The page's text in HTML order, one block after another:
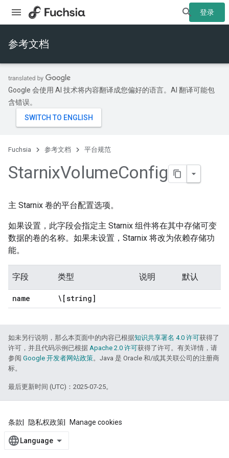
登录
参考文档
Google 会使用 AI 技术将内容翻译成您偏好的语言。AI 翻译可能包
含错误。
Fuchsia 参考文档 平台规范
StarnixVolumeConfig
主 Starnix 卷的平台配置选项。
如果设置，此字段会指定主 Starnix 组件将在其中存储可变
数据的卷的名称。如果未设置，Starnix 将改为依赖存储功
能。
字段 类型 说明 默认
name \[string]
如未另行说明，那么本页面中的内容已根据知识共享署名 4.0 许可获得了
许可，并且代码示例已根据 Apache 2.0 许可获得了许可。有关详情，请
参阅 Google 开发者网站政策。Java 是 Oracle 和/或其关联公司的注册商
标。
最后更新时间 (UTC)：2025-07-25。
条款 隐私权政策 Manage cookies